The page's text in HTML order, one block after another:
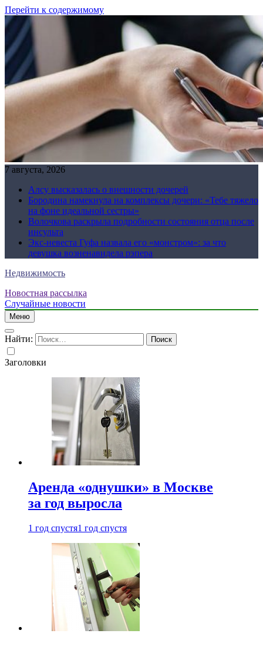
Перейти к содержимому
7 августа, 2026
Алсу высказалась о внешности дочерей
Бородина намекнула на комплексы дочери: «Тебе тяжело
на фоне идеальной сестры»
Волочкова раскрыла подробности состояния отца после
инсульта
Экс-невеста Гуфа назвала его «монстром»: за что
девушка возненавидела рэпера
Недвижимость
Новостная рассылка
Случайные новости
Меню
Найти:
Заголовки
Аренда «однушки» в Москве
за год выросла
1 год спустя1 год спустя